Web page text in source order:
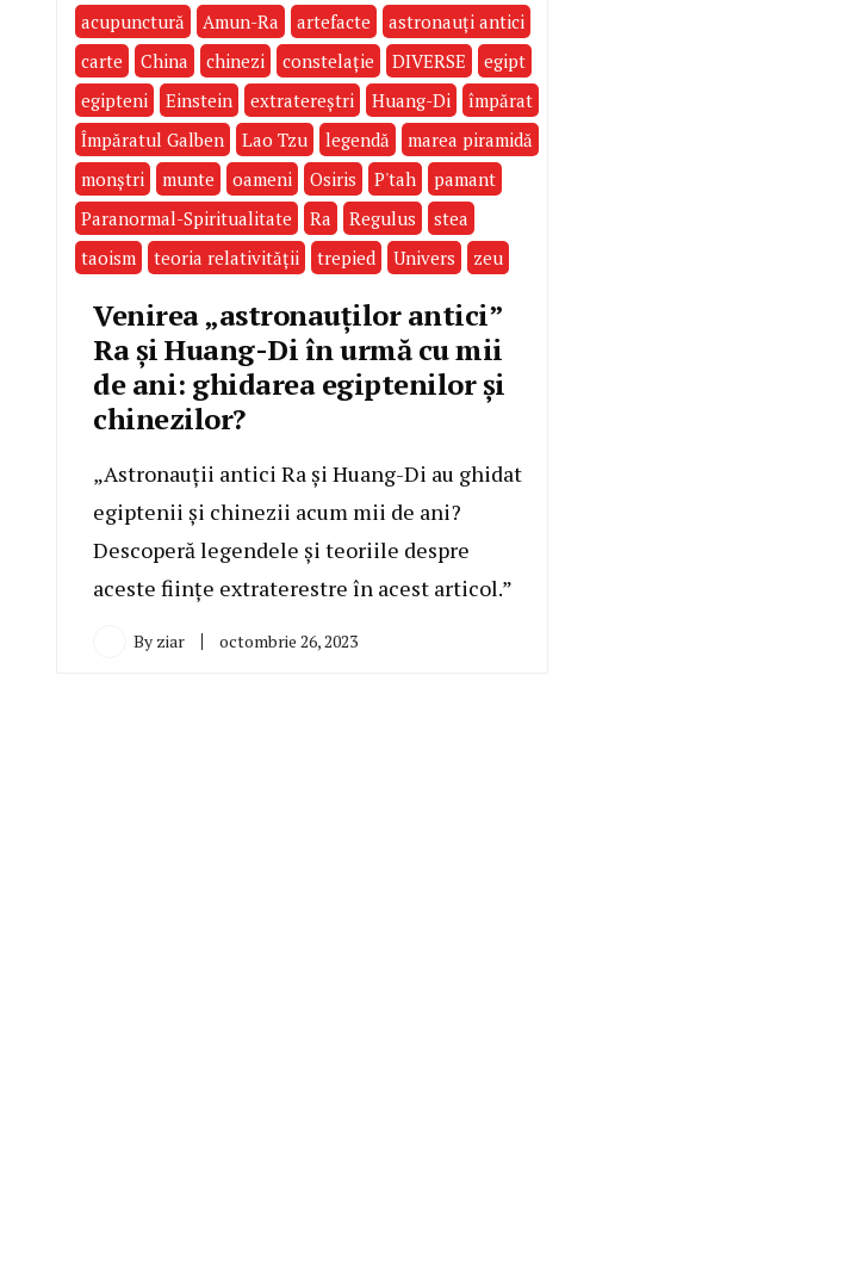
acupunctură Amun-Ra artefacte
astronauţi antici
carte
China chinezi constelaţie DIVERSE
egipt
egipteni
Einstein extratereştri Huang-Di
împărat
Împăratul Galben
Lao Tzu legendă
marea piramidă
monştri
munte oameni Osiris P'tah
pamant
Paranormal-Spiritualitate
Ra Regulus
stea
taoism
teoria relativităţii trepied Univers zeu
Venirea „astronauților antici”
Ra și Huang-Di în urmă cu mii
de ani: ghidarea egiptenilor și
chinezilor?
„Astronauții antici Ra și Huang-Di au ghidat
egiptenii și chinezii acum mii de ani?
Descoperă legendele și teoriile despre
aceste ființe extraterestre în acest articol.”
By ziar octombrie 26, 2023